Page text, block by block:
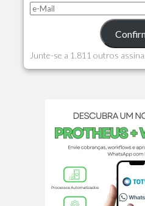
Junte-se a 1.811 outros